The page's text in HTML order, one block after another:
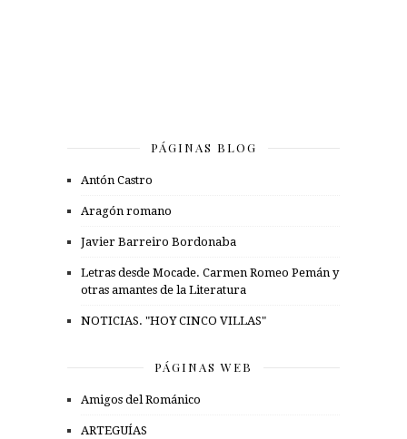
PÁGINAS BLOG
Antón Castro
Aragón romano
Javier Barreiro Bordonaba
Letras desde Mocade. Carmen Romeo Pemán y
otras amantes de la Literatura
NOTICIAS. "HOY CINCO VILLAS"
PÁGINAS WEB
Amigos del Románico
ARTEGUÍAS